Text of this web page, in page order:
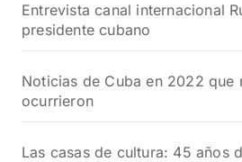
Entrevista canal internacional
presidente cubano
Noticias de Cuba en 2022 que
ocurrieron
Las casas de cultura: 45 años